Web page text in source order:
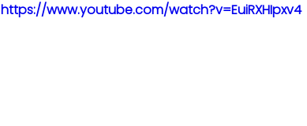
https://www.youtube.com/watch?v=EuiRXHIpxv4